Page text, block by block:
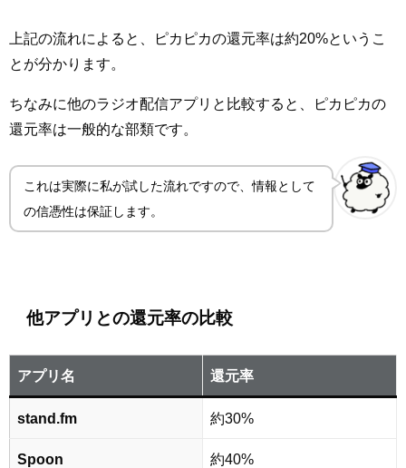
上記の流れによると、ピカピカの還元率は約20%というこ
とが分かります。
ちなみに他のラジオ配信アプリと比較すると、ピカピカの
還元率は一般的な部類です。
これは実際に私が試した流れですので、情報として
の信憑性は保証します。
他アプリとの還元率の比較
アプリ名 還元率
stand.fm 約30%
Spoon 約40%